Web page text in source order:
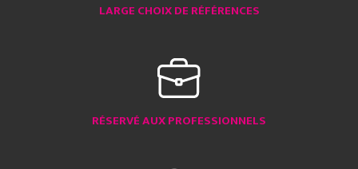
LARGE CHOIX DE RÉFÉRENCES
RÉSERVÉ AUX PROFESSIONNELS